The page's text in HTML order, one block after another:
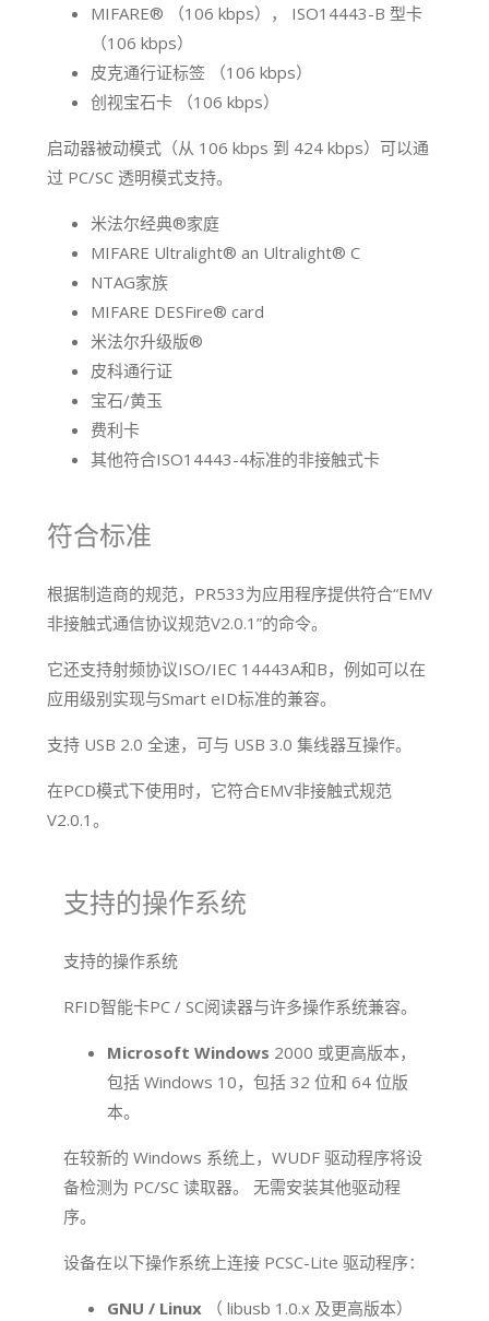
MIFARE® （106 kbps）， ISO14443-B 型卡
（106 kbps）
皮克通行证标签 （106 kbps）
创视宝石卡 （106 kbps）
启动器被动模式（从 106 kbps 到 424 kbps）可以通
过 PC/SC 透明模式支持。
米法尔经典®家庭
MIFARE Ultralight® an Ultralight® C
NTAG家族
MIFARE DESFire® card
米法尔升级版®
皮科通行证
宝石/黄玉
费利卡
其他符合ISO14443-4标准的非接触式卡
符合标准
根据制造商的规范，PR533为应用程序提供符合“EMV
非接触式通信协议规范V2.0.1”的命令。
它还支持射频协议ISO/IEC 14443A和B，例如可以在
应用级别实现与Smart eID标准的兼容。
支持 USB 2.0 全速，可与 USB 3.0 集线器互操作。
在PCD模式下使用时，它符合EMV非接触式规范
V2.0.1。
支持的操作系统
支持的操作系统
RFID智能卡PC / SC阅读器与许多操作系统兼容。
Microsoft Windows 2000 或更高版本，
包括 Windows 10，包括 32 位和 64 位版
本。
在较新的 Windows 系统上，WUDF 驱动程序将设
备检测为 PC/SC 读取器。 无需安装其他驱动程
序。
设备在以下操作系统上连接 PCSC-Lite 驱动程序：
GNU / Linux
（ libusb 1.0.x 及更高版本）